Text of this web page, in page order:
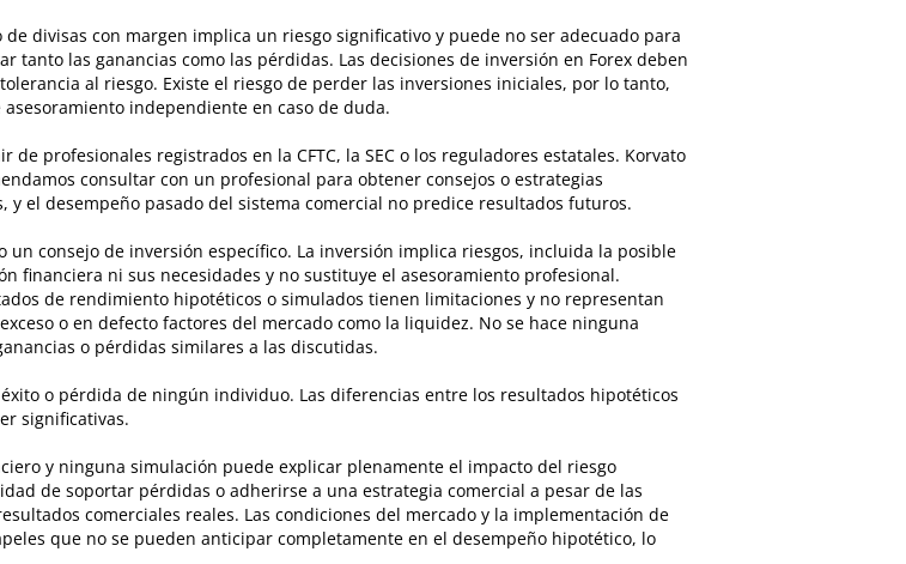
de divisas con margen implica un riesgo significativo y puede no ser adecuado para
tanto las ganancias como las pérdidas. Las decisiones de inversión en Forex deben
al riesgo. Existe el riesgo de perder las inversiones iniciales, por lo tanto,
independiente en caso de duda.
profesionales registrados en la CFTC, la SEC o los reguladores estatales. Korvato
consultar con un profesional para obtener consejos o estrategias
el desempeño pasado del sistema comercial no predice resultados futuros.
un consejo de inversión específico. La inversión implica riesgos, incluida la posible
financiera ni sus necesidades y no sustituye el asesoramiento profesional.
de rendimiento hipotéticos o simulados tienen limitaciones y no representan
o en defecto factores del mercado como la liquidez. No se hace ninguna
o pérdidas similares a las discutidas.
éxito o pérdida de ningún individuo. Las diferencias entre los resultados hipotéticos
significativas.
y ninguna simulación puede explicar plenamente el impacto del riesgo
de soportar pérdidas o adherirse a una estrategia comercial a pesar de las
comerciales reales. Las condiciones del mercado y la implementación de
que no se pueden anticipar completamente en el desempeño hipotético, lo